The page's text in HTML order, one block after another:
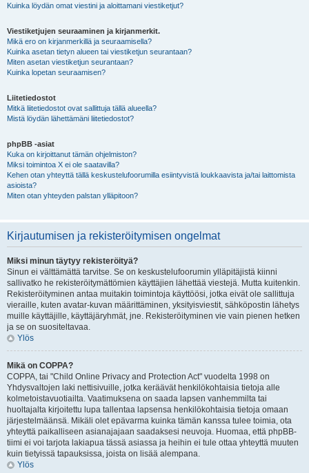
Kuinka löydän omat viestini ja aloittamani viestiketjut?
Viestiketjujen seuraaminen ja kirjanmerkit.
Mikä ero on kirjanmerkillä ja seuraamisella?
Kuinka asetan tietyn alueen tai viestiketjun seurantaan?
Miten asetan viestiketjun seurantaan?
Kuinka lopetan seuraamisen?
Liitetiedostot
Mitkä liitetiedostot ovat sallittuja tällä alueella?
Mistä löydän lähettämäni liitetiedostot?
phpBB -asiat
Kuka on kirjoittanut tämän ohjelmiston?
Miksi toimintoa X ei ole saatavilla?
Kehen otan yhteyttä tällä keskustelufoorumilla esiintyvistä loukkaavista ja/tai laittomista
asioista?
Miten otan yhteyden palstan ylläpitoon?
Kirjautumisen ja rekisteröitymisen ongelmat
Miksi minun täytyy rekisteröityä?
Sinun ei välttämättä tarvitse. Se on keskustelufoorumin ylläpitäjistä kiinni
sallivatko he rekisteröitymättömien käyttäjien lähettää viestejä. Mutta kuitenkin.
Rekisteröityminen antaa muitakin toimintoja käyttöösi, jotka eivät ole sallittuja
vieraille, kuten avatar-kuvan määrittäminen, yksityisviestit, sähköpostin lähetys
muille käyttäjille, käyttäjäryhmät, jne. Rekisteröityminen vie vain pienen hetken
ja se on suositeltavaa.
Ylös
Mikä on COPPA?
COPPA, tai "Child Online Privacy and Protection Act" vuodelta 1998 on
Yhdysvaltojen laki nettisivuille, jotka keräävät henkilökohtaisia tietoja alle
kolmetoistavuotiailta. Vaatimuksena on saada lapsen vanhemmilta tai
huoltajalta kirjoitettu lupa tallentaa lapsensa henkilökohtaisia tietoja omaan
järjestelmäänsä. Mikäli olet epävarma kuinka tämän kanssa tulee toimia, ota
yhteyttä paikalliseen asianajajaan saadaksesi neuvoja. Huomaa, että phpBB-
tiimi ei voi tarjota lakiapua tässä asiassa ja heihin ei tule ottaa yhteyttä muuten
kuin tietyissä tapauksissa, joista on lisää alempana.
Ylös